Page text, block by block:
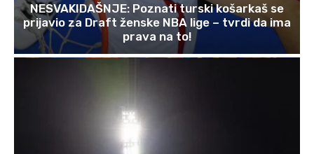
NESVAKIDAŠNJE: Poznati turski košarkaš se
prijavio za Draft ženske NBA lige – tvrdi da ima
prava na to!